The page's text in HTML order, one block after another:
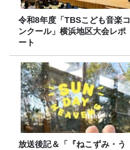
令和8年度「TBSこども音楽コ
ンクール」横浜地区大会レポ
ート
放送後記＆「『ねこずみ・う